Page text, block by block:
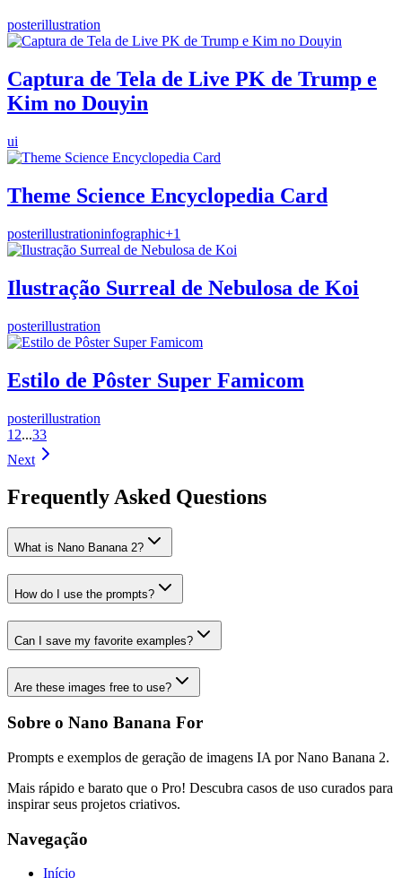
posterillustration
Captura de Tela de Live PK de Trump e
Kim no Douyin
ui
Theme Science Encyclopedia Card
posterillustrationinfographic+1
Ilustração Surreal de Nebulosa de Koi
posterillustration
Estilo de Pôster Super Famicom
posterillustration
1 2...33
Next
Frequently Asked Questions
What is Nano Banana 2?
How do I use the prompts?
Can I save my favorite examples?
Are these images free to use?
Sobre o Nano Banana For
Prompts e exemplos de geração de imagens IA por Nano Banana 2.
Mais rápido e barato que o Pro! Descubra casos de uso curados para
inspirar seus projetos criativos.
Navegação
Início